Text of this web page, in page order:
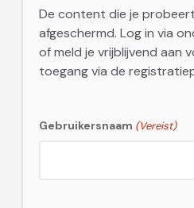
De content die je
afgeschermd. Log in via
of meld je vrijblijvend aan
toegang via de
Gebruikersnaam (Vereist)